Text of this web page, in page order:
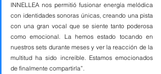
INNELLEA nos permitió fusionar energía melódica
con identidades sonoras únicas, creando una pista
con una gran vocal que se siente tanto poderosa
como emocional. La hemos estado tocando en
nuestros sets durante meses y ver la reacción de la
multitud ha sido increíble. Estamos emocionados
de finalmente compartirla”.